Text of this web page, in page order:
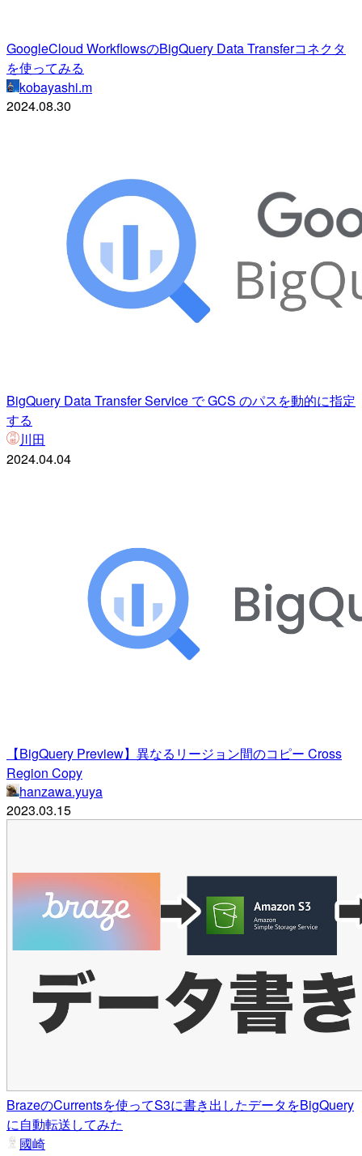
GoogleCloud WorkflowsのBigQuery Data Transferコネクタ
を使ってみる
kobayashi.m
2024.08.30
BigQuery Data Transfer Service で GCS のパスを動的に指定
する
川田
2024.04.04
【BigQuery Preview】異なるリージョン間のコピー Cross
Region Copy
hanzawa.yuya
2023.03.15
BrazeのCurrentsを使ってS3に書き出したデータをBigQuery
に自動転送してみた
國崎